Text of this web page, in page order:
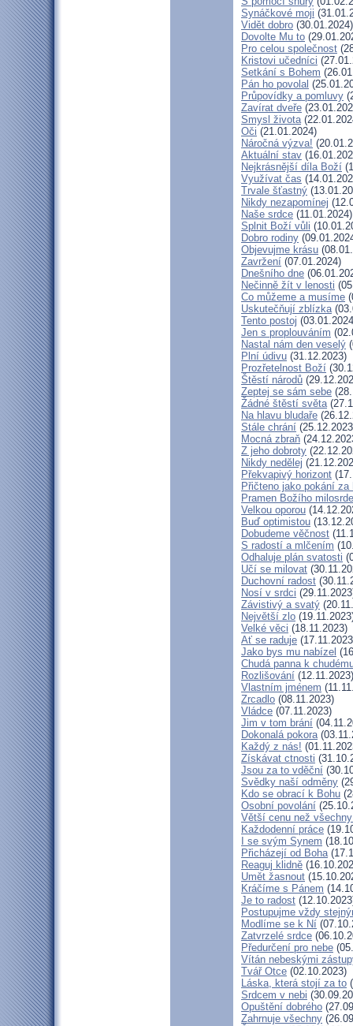
Synáčkové moji
Vidět dobro (30.01.2024)
Dovolte Mu to
Pro celou společnost
Kristovi učedníci
Setkání s Bohem
Pán ho povolal
Průpovídky a pomluvy
Zavírat dveře
Smysl života
Oči (21.01.2024)
Náročná výzva!
Aktuální stav
Nejkrásnější díla Boží
Využívat čas
Trvale šťastný
Nikdy nezapomínej
Naše srdce (11.01.2024)
Splnit Boží vůli
Dobro rodiny
Objevujme krásu
Zavržení (07.01.2024)
Dnešního dne
Nečinně žít v lenosti
Co můžeme a musíme
Uskutečňují zblízka
Tento postoj
Jen s proplouváním
Nastal nám den veselý
Plní údivu (31.12.2023)
Prozřetelnost Boží
Štěstí národů
Zeptej se sám sebe
Žádné štěstí světa
Na hlavu bludaře
Stále chrání
Mocná zbraň
Z jeho dobroty
Nikdy nedělej
Překvapivý horizont
Přičteno jako pokání za
Pramen Božího
Velkou oporou
Buď optimistou
Dobudeme věčnost
S radostí a mlčením
Odhaluje plán svatosti
Učí se milovat
Duchovní radost
Nosí v srdci
Závistivý a svatý
Největší zlo
Velké věci (18.11.2023)
Ať se raduje
Jako bys mu nabízel
Chudá panna k
Rozlišování (12.11.2023)
Vlastním jménem
Zrcadlo (08.11.2023)
Vládce (07.11.2023)
Jim v tom brání
Dokonalá pokora
Každý z nás!
Získávat ctnosti
Jsou za to vděční
Svědky naší odměny
Kdo se obrací k Bohu
Osobní povolání
Větší cenu než
Každodenní práce
I se svým Synem
Přicházejí od Boha
Reaguj klidně
Umět žasnout
Kráčíme s Pánem
Je to radost
Postupujme vždy
Modlíme se k Ní
Zatvrzelé srdce
Předurčení pro nebe
Vítán nebeskými
Tvář Otce (02.10.2023)
Láska, která stojí za to
Srdcem v nebi
Opuštění dobrého
Zahrnuje všechny